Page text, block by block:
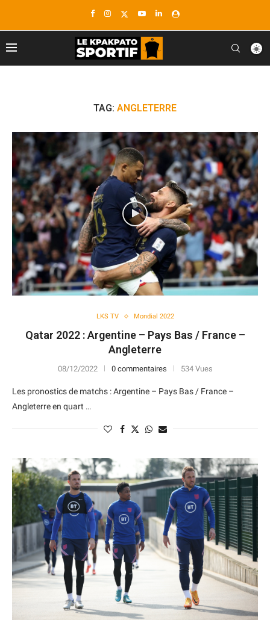
TAG: ANGLETERRE
LKS TV Mondial 2022
Qatar 2022 : Argentine – Pays Bas / France –
Angleterre
08/12/2022 0 commentaires 534 Vues
Les pronostics de matchs : Argentine – Pays Bas / France –
Angleterre en quart …